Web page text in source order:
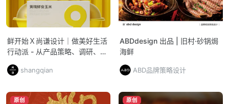
鲜开始Ｘ尚谦设计｜做美好生活
行动派 - 从产品策略、调研、研
牌全案CAS
shangqian
ABDdesign 出品 | 旧村·砂锅焗
海鲜
ABD品牌策略设计
原创 原创